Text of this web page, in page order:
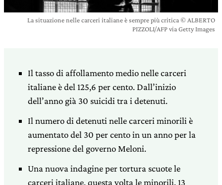
La situazione nelle carceri italiane è sempre più critica © ALBERTO
PIZZOLI/AFP via Getty Images
Il tasso di affollamento medio nelle carceri
italiane è del 125,6 per cento. Dall’inizio
dell’anno già 30 suicidi tra i detenuti.
Il numero di detenuti nelle carceri minorili è
aumentato del 30 per cento in un anno per la
repressione del governo Meloni.
Una nuova indagine per tortura scuote le
carceri italiane, questa volta le minorili. 13